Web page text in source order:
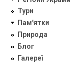
Тури
Пам'ятки
Природа
Блог
Галереї